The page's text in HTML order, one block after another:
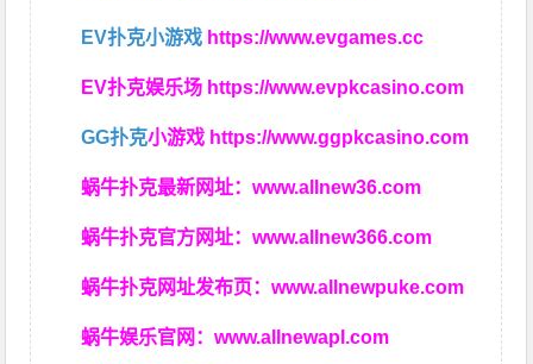
EV扑克小游戏 https://www.evgames.cc
EV扑克娱乐场 https://www.evpkcasino.com
GG扑克小游戏 https://www.ggpkcasino.com
蜗牛扑克最新网址：www.allnew36.com
蜗牛扑克官方网址：www.allnew366.com
蜗牛扑克网址发布页：www.allnewpuke.com
蜗牛娱乐官网：www.allnewapl.com